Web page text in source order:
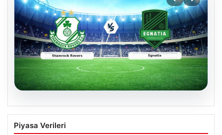
Shamrock Rovers ile Egnatia
Karşılaşmasının Detaylı Özeti ve Kritik
Piyasa Verileri